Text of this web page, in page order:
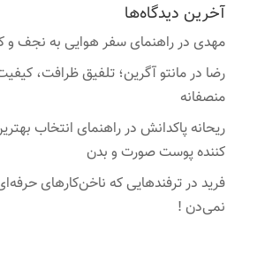
آخرین دیدگاه‌ها
مهدیدرراهنمای سفر هوایی به نجف و
رضا درمانتو آگرین؛ تلفیق ظرافت،
منصفانه
ریحانه پاکدانشدرراهنمای انتخاب
کننده پوست صورت و بدن
فریددرترفندهایی که ناخن‌کارهای
نمی‌دن !